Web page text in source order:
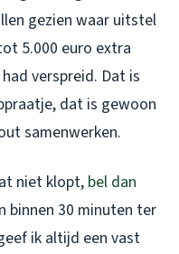
gezien waar uitstel
5.000 euro extra
verspreid. Dat is
dat is gewoon
samenwerken.
niet klopt, bel dan
binnen 30 minuten ter
ik altijd een vast